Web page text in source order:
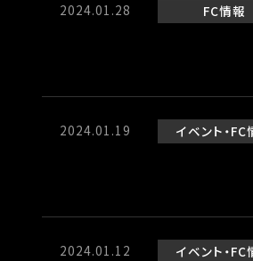
2024.01.28 FC情報
2024.01.19 イベント FC
2024.01.12 イベント FC